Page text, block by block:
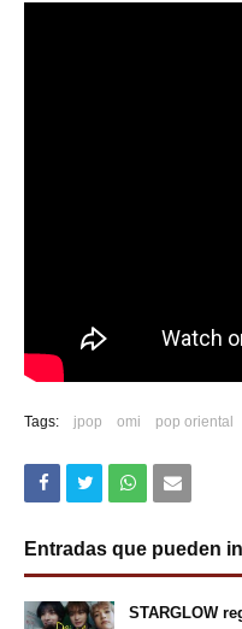
Tags: jpop omi pop oriental
Entradas que pueden
STARGLOW